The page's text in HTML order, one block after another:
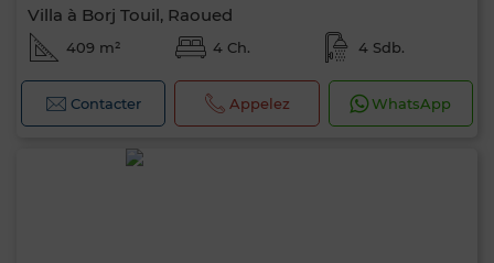
Villa à Borj Touil, Raoued
409 m² 4 Ch. 4 Sdb.
Contacter Appelez WhatsApp